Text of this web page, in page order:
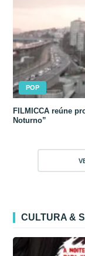
POP
FILMICCA reúne
Noturno”
CULTURA &